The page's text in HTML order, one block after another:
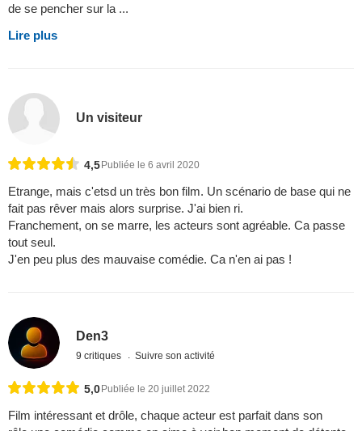
de se pencher sur la ...
Lire plus
Un visiteur
4,5 Publiée le 6 avril 2020
Etrange, mais c'etsd un très bon film. Un scénario de base qui ne
fait pas rêver mais alors surprise. J'ai bien ri.
Franchement, on se marre, les acteurs sont agréable. Ca passe
tout seul.
J'en peu plus des mauvaise comédie. Ca n'en ai pas !
Den3
9 critiques Suivre son activité
5,0 Publiée le 20 juillet 2022
Film intéressant et drôle, chaque acteur est parfait dans son